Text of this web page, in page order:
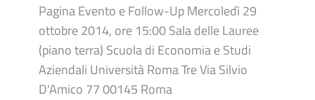
Pagina Evento e Follow-Up Mercoledì 29
ottobre 2014, ore 15:00 Sala delle Lauree
(piano terra) Scuola di Economia e Studi
Aziendali Università Roma Tre Via Silvio
D'Amico 77 00145 Roma